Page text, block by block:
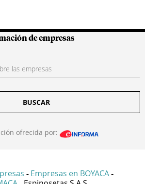
Colombianas
de empresas
BUSCAR
ofrecida por:
- Empresas en BOYACA -